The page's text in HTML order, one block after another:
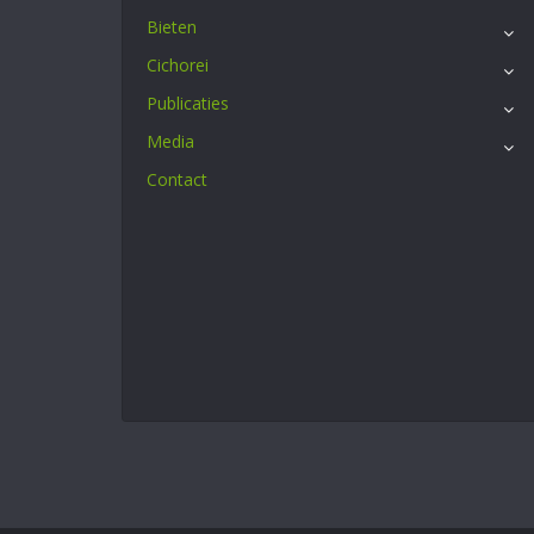
Bieten
Cichorei
Publicaties
Media
Contact